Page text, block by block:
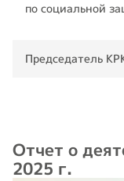
по социальной
Председатель
Отчет о
2025 г.